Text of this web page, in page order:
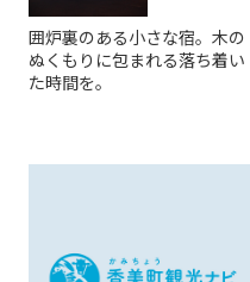
囲炉裏のある小さな宿。木の
ぬくもりに包まれる落ち着い
た時間を。